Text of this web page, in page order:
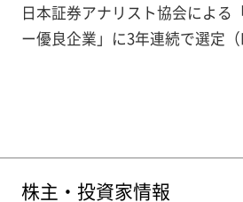
日本証券アナリスト協会による
ー優良企業」に3年連続で選定（
株主・投資家情報